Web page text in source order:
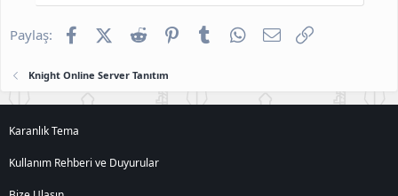
Paylaş: FacebookX (Twitter)
Reddit PinterestTumblr WhatsApp
E-posta
Knight Online Server Tanıtım
Karanlık Tema
Kullanım Rehberi ve Duyurular